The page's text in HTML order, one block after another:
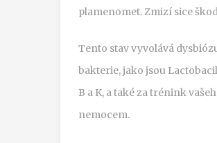
plamenomet. Zmizí sice
Tento stav vyvolává
bakterie, jako jsou
B a K, a také za trénink
nemocem.